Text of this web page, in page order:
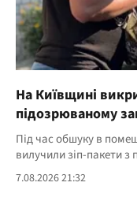
На Київщині
підозрюваному
Під час обшуку в
вилучили зіп-пакети
7.08.2026 21:32